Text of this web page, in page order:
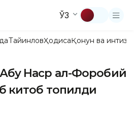
ЎЗ
ТайинловҲодисаҚонун ва
Наср ал-Форобий
китоб топилди